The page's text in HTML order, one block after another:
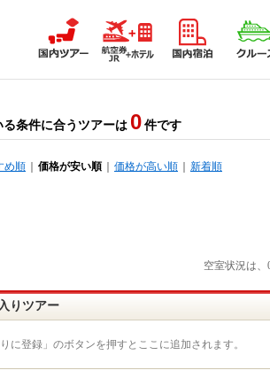
条件に合うツアーは 0 件です
め順 価格が安い順 価格が高い順 新着順
空室状況は、
りツアー
りに登録」のボタンを押すとここに追加されます。